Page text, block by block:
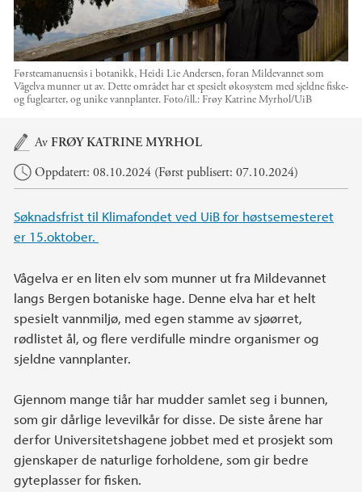
Førsteamanuensis i botanikk, Heidi Lie Andersen, foran Mildevannet som
Vågelva munner ut av. Dette området har et spesielt økosystem med sjeldne fiske-
og fuglearter, og unike vannplanter. Foto/ill.: Frøy Katrine Myrhol/UiB
Hovedinnhold
AvFRØY KATRINE MYRHOL
Oppdatert: 08.10.2024 (Først publisert: 07.10.2024)
Søknadsfrist til Klimafondet ved UiB for høstsemesteret
er 15.oktober.
Vågelva er en liten elv som munner ut fra Mildevannet
langs Bergen botaniske hage. Denne elva har et helt
spesielt vannmiljø, med egen stamme av sjøørret,
rødlistet ål, og flere verdifulle mindre organismer og
sjeldne vannplanter.
Gjennom mange tiår har mudder samlet seg i bunnen,
som gir dårlige levevilkår for disse. De siste årene har
derfor Universitetshagene jobbet med et prosjekt som
gjenskaper de naturlige forholdene, som gir bedre
gyteplasser for fisken.